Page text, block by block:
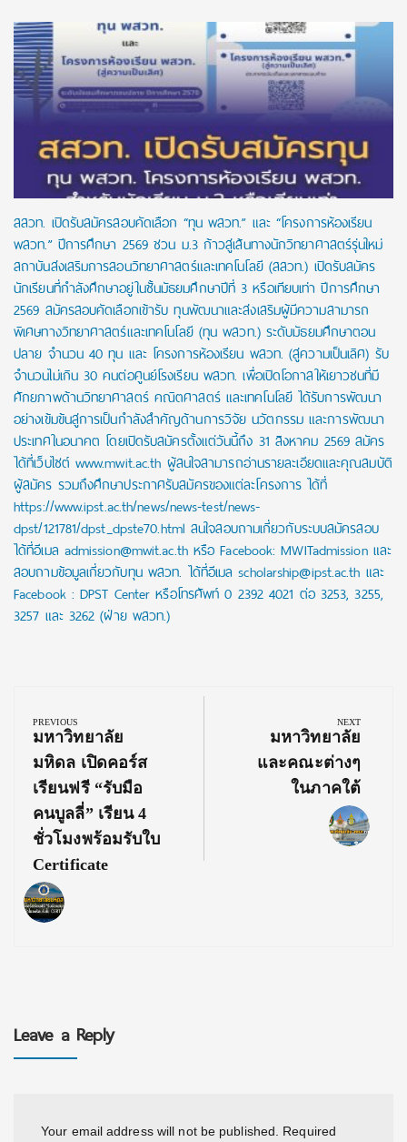
สสวท. เปิดรับสมัครสอบคัดเลือก “ทุน พสวท.” และ “โครงการห้องเรียน
พสวท.” ปีการศึกษา 2569 ชวน ม.3 ก้าวสู่เส้นทางนักวิทยาศาสตร์รุ่นใหม่
สถาบันส่งเสริมการสอนวิทยาศาสตร์และเทคโนโลยี (สสวท.) เปิดรับสมัคร
นักเรียนที่กำลังศึกษาอยู่ในชั้นมัธยมศึกษาปีที่ 3 หรือเทียบเท่า ปีการศึกษา
2569 สมัครสอบคัดเลือกเข้ารับ ทุนพัฒนาและส่งเสริมผู้มีความสามารถ
พิเศษทางวิทยาศาสตร์และเทคโนโลยี (ทุน พสวท.) ระดับมัธยมศึกษาตอน
ปลาย จำนวน 40 ทุน และ โครงการห้องเรียน พสวท. (สู่ความเป็นเลิศ) รับ
จำนวนไม่เกิน 30 คนต่อศูนย์โรงเรียน พสวท. เพื่อเปิดโอกาสให้เยาวชนที่มี
ศักยภาพด้านวิทยาศาสตร์ คณิตศาสตร์ และเทคโนโลยี ได้รับการพัฒนา
อย่างเข้มข้นสู่การเป็นกำลังสำคัญด้านการวิจัย นวัตกรรม และการพัฒนา
ประเทศในอนาคต โดยเปิดรับสมัครตั้งแต่วันนี้ถึง 31 สิงหาคม 2569 สมัคร
ได้ที่เว็บไซต์ www.mwit.ac.th ผู้สนใจสามารถอ่านรายละเอียดและคุณสมบัติ
ผู้สมัคร รวมถึงศึกษาประกาศรับสมัครของแต่ละโครงการ ได้ที่
https://www.ipst.ac.th/news/news-test/news-
dpst/121781/dpst_dpste70.html สนใจสอบถามเกี่ยวกับระบบสมัครสอบ
ได้ที่อีเมล admission@mwit.ac.th หรือ Facebook: MWITadmission และ
สอบถามข้อมูลเกี่ยวกับทุน พสวท. ได้ที่อีเมล scholarship@ipst.ac.th และ
Facebook : DPST Center หรือโทรศัพท์ 0 2392 4021 ต่อ 3253, 3255,
3257 และ 3262 (ฝ่าย พสวท.)
navigation
PREVIOUS
Previous
Post:
มหาวิทยาลัย
มหิดล เปิดคอร์ส
เรียนฟรี “รับมือ
คนบูลลี่” เรียน 4
ชั่วโมงพร้อมรับใบ
Certificate
NEXT
Next
Post:
มหาวิทยาลัย
และคณะต่างๆ
ในภาคใต้
Leave a Reply
Your email address will not be published.
Required